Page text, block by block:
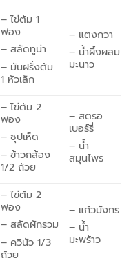
– ไข่ต้ม 1
ฟอง
– สลัดทูน่า
– มันฝรั่งต้ม
1 หัวเล็ก
– แตงกวา
– น้ำผึ้งผสม
มะนาว
– ไข่ต้ม 2
ฟอง
– ซุปเห็ด
– ข้าวกล้อง
1/2 ถ้วย
– สตรอ
เบอร์รี่
– น้ำ
สมุนไพร
– ไข่ต้ม 2
ฟอง
– สลัดผักรวม
– ควินัว 1/3
ถ้วย
– แก้วมังกร
– น้ำ
มะพร้าว